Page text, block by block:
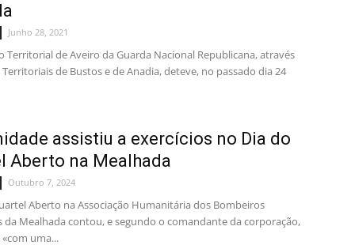
Junho 28, 2021
Territorial de Aveiro da Guarda Nacional Republicana, através
de Bustos e de Anadia, deteve, no passado dia 24
assistiu a exercícios no Dia do
Aberto na Mealhada
Outubro 7, 2024
Aberto na Associação Humanitária dos Bombeiros
da Mealhada contou, e segundo o comandante da corporação,
uma...